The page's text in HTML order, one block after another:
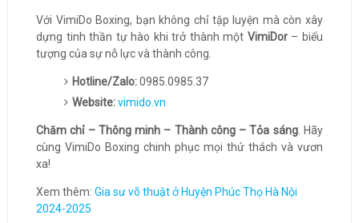
Với VimiDo Boxing, bạn không chỉ tập luyện mà còn xây
dựng tinh thần tự hào khi trở thành một VimiDor– biểu
tượng của sự nỗ lực và thành công.
Hotline/Zalo:0985.0985.37
Website:vimido.vn
Chăm chỉ – Thông minh – Thành công – Tỏa sáng. Hãy
cùng VimiDo Boxing chinh phục mọi thử thách và vươn
xa!
Xem thêm: Gia sư võ thuật ở Huyện Phúc Thọ Hà Nội
2024-2025